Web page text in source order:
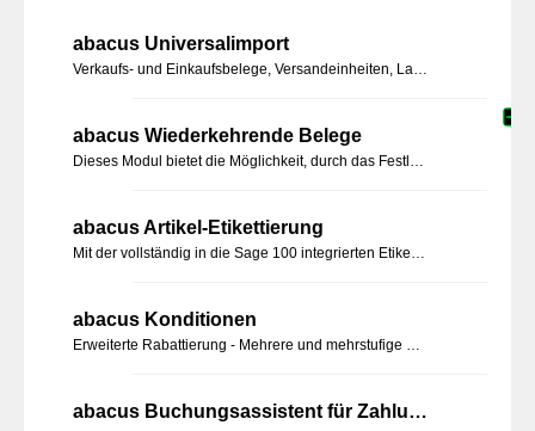
abacus Universalimport
Verkaufs- und Einkaufsbelege, Versandeinheiten, Lagerbewegungen, Adressen, Absatzpläne und Inventuren schnell und einfach importieren.
abacus Wiederkehrende Belege
Dieses Modul bietet die Möglichkeit, durch das Festlegen von Zeitintervallen in der Belegbearbeitung, das Erzeugen dieser Belege manuell oder automatisiert ablaufen zu lassen. Sie müssen nur einmalig die Informationen und das Intervall bestimmen.
abacus Artikel-Etikettierung
Mit der vollständig in die Sage 100 integrierten Etikettierungslösung Zeit sparen. Schnell und einfach Etiketten designen und den Etikettierungsprozess selbst definieren.
abacus Konditionen
Erweiterte Rabattierung - Mehrere und mehrstufige Konditionen im Verkaufsbeleg in der Sage 100 darstellen
abacus Buchungsassistent für Zahlungsregulierer